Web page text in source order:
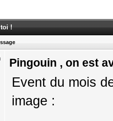
!
Pingouin , on est
Event du mois
image :